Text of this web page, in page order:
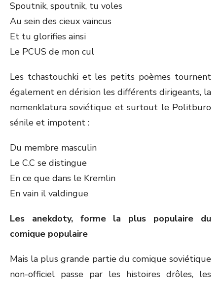
Spoutnik, spoutnik, tu voles
Au sein des cieux vaincus
Et tu glorifies ainsi
Le PCUS de mon cul
Les tchastouchki et les petits poèmes tournent
également en dérision les différents dirigeants, la
nomenklatura soviétique et surtout le Politburo
sénile et impotent :
Du membre masculin
Le C.C se distingue
En ce que dans le Kremlin
En vain il valdingue
Les anekdoty, forme la plus populaire du
comique populaire
Mais la plus grande partie du comique soviétique
non-officiel passe par les histoires drôles, les